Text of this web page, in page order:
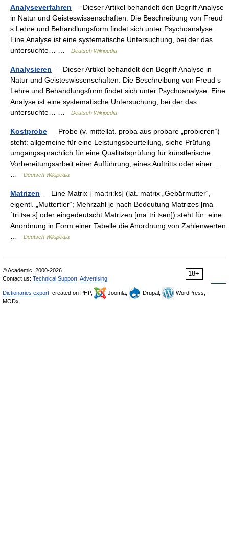
Analyseverfahren — Dieser Artikel behandelt den Begriff Analyse
in Natur und Geisteswissenschaften. Die Beschreibung von Freud
s Lehre und Behandlungsform findet sich unter Psychoanalyse.
Eine Analyse ist eine systematische Untersuchung, bei der das
untersuchte… …
Deutsch Wikipedia
Analysieren — Dieser Artikel behandelt den Begriff Analyse in
Natur und Geisteswissenschaften. Die Beschreibung von Freud s
Lehre und Behandlungsform findet sich unter Psychoanalyse. Eine
Analyse ist eine systematische Untersuchung, bei der das
untersuchte… …
Deutsch Wikipedia
Kostprobe — Probe (v. mittellat. proba aus probare „probieren“)
steht: allgemeine für eine Leistungsbeurteilung, siehe Prüfung
umgangssprachlich für eine Qualitätsprüfung für künstlerische
Vorbereitungsarbeit einer Aufführung, eines Auftritts oder einer…
Deutsch Wikipedia
Matrizen — Eine Matrix [ˈmaːtriːks] (lat. matrix „Gebärmutter“,
eigentl. „Muttertier“; Mehrzahl je nach Bedeutung Matrizes [ma
ˈtriːʦeːs] oder eingedeutscht Matrizen [maˈtriːʦən]) steht für: eine
Anordnung in Form einer Tabelle die Anordnung von Zahlenwerten
Deutsch Wikipedia
18+
© Academic, 2000-2026
Contact us: Technical Support Advertising
Dictionaries export , created on PHP, Joomla, Drupal,
WordPress,
MODx.